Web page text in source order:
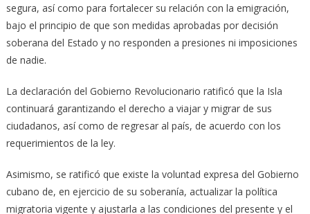
segura, así como para fortalecer su relación con la emigración,
bajo el principio de que son medidas aprobadas por decisión
soberana del Estado y no responden a presiones ni imposiciones
de nadie.
La declaración del Gobierno Revolucionario ratificó que la Isla
continuará garantizando el derecho a viajar y migrar de sus
ciudadanos, así como de regresar al país, de acuerdo con los
requerimientos de la ley.
Asimismo, se ratificó que existe la voluntad expresa del Gobierno
cubano de, en ejercicio de su soberanía, actualizar la política
migratoria vigente y ajustarla a las condiciones del presente y el